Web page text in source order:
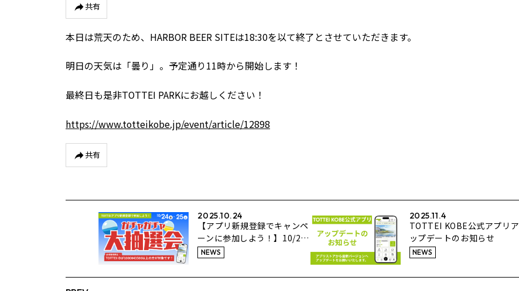
共有
本日は荒天のため、HARBOR BEER SITEは18:30を以て終了とさせていただきます。
明日の天気は「曇り」。予定通り11時から開始します！
最終日も是非TOTTEI PARKにお越しください！
https://www.totteikobe.jp/event/article/12898
共有
2025.10.24
【アプリ新規登録でキャンペ
ーンに参加しよう！】10/24-
25の大阪ブルテオン開幕ホー
ムゲームにて抽選会開催！
NEWS
2025.11.4
TOTTEI KOBE公式アプリア
ップデートのお知らせ
NEWS